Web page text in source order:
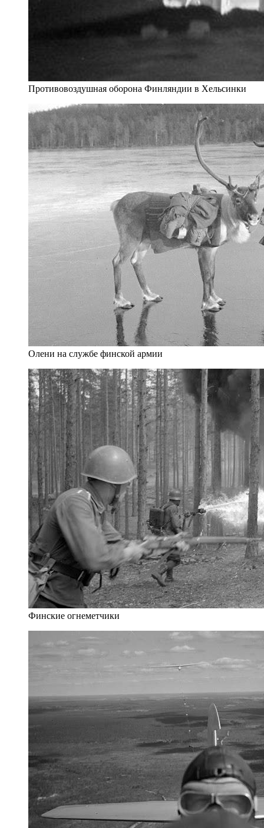
Противовоздушная оборона Финляндии в Хельсинки
Олени на службе финской армии
Финские огнеметчики